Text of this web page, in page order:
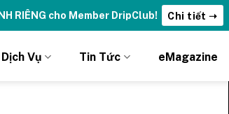
thẻ Vitamin Drip Membership. Xem ngay ➝
Dịch Vụ Tin Tức eMagazine